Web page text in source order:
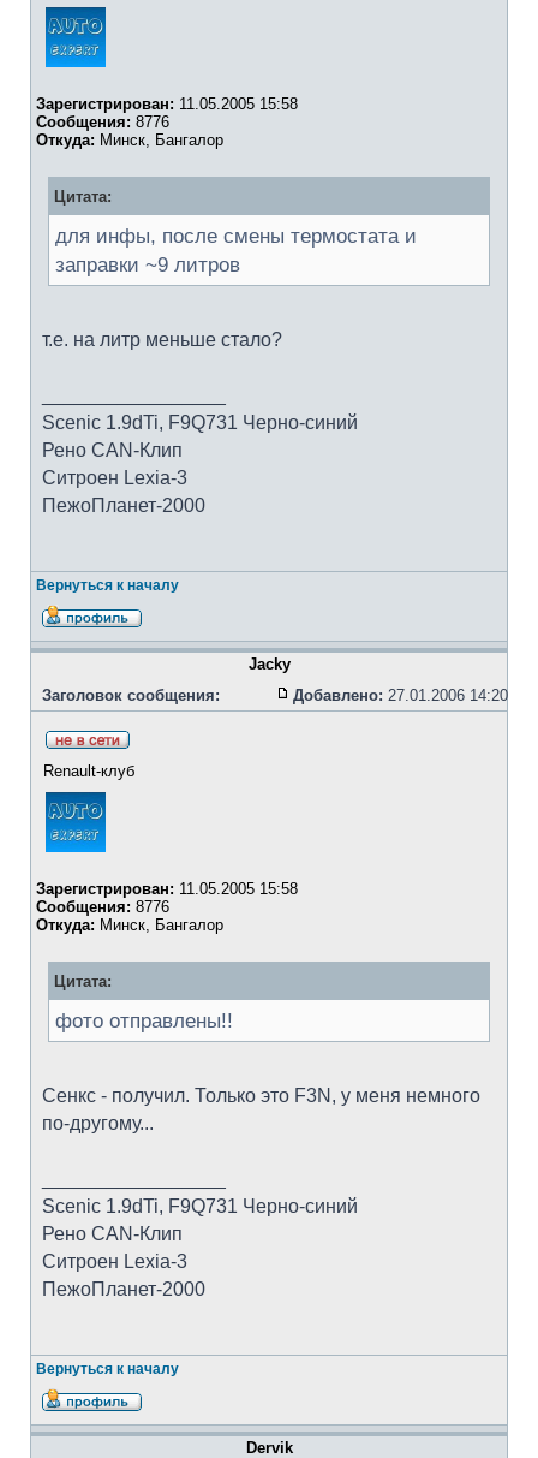
Зарегистрирован: 11.05.2005 15:58
Сообщения: 8776
Откуда: Минск, Бангалор
Цитата:
для инфы, после смены термостата и
заправки ~9 литров
т.е. на литр меньше стало?
Scenic 1.9dTi, F9Q731 Черно-синий
Рено CAN-Клип
Ситроен Lexia-3
ПежоПланет-2000
Вернуться к началу
Jacky
Заголовок сообщения:
Добавлено: 27.01.2006 14:20
Renault-клуб
Зарегистрирован: 11.05.2005 15:58
Сообщения: 8776
Откуда: Минск, Бангалор
Цитата:
фото отправлены!!
Сенкс - получил. Только это F3N, у меня немного
по-другому...
Scenic 1.9dTi, F9Q731 Черно-синий
Рено CAN-Клип
Ситроен Lexia-3
ПежоПланет-2000
Вернуться к началу
Dervik